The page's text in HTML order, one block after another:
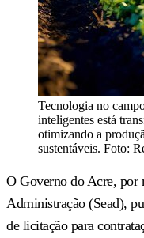
Tecnologia no
inteligentes está
otimizando a
sustentáveis. Foto:
O Governo do Acre, por
Administração (Sead),
de licitação para